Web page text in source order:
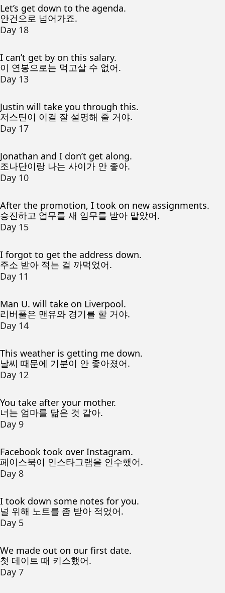
Let’s get down to the agenda.
안건으로 넘어가죠.
Day 18
I can’t get by on this salary.
이 연봉으로는 먹고살 수 없어.
Day 13
Justin will take you through this.
저스틴이 이걸 잘 설명해 줄 거야.
Day 17
Jonathan and I don’t get along.
조나단이랑 나는 사이가 안 좋아.
Day 10
After the promotion, I took on new assignments.
승진하고 업무를 새 임무를 받아 맡았어.
Day 15
I forgot to get the address down.
주소 받아 적는 걸 까먹었어.
Day 11
Man U. will take on Liverpool.
리버풀은 맨유와 경기를 할 거야.
Day 14
This weather is getting me down.
날씨 때문에 기분이 안 좋아졌어.
Day 12
You take after your mother.
너는 엄마를 닮은 것 같아.
Day 9
Facebook took over Instagram.
페이스북이 인스타그램을 인수했어.
Day 8
I took down some notes for you.
널 위해 노트를 좀 받아 적었어.
Day 5
We made out on our first date.
첫 데이트 때 키스했어.
Day 7